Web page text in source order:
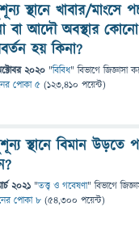
স্থানে খাবার/মাংসে
বা আদৌ অবস্থার কোনো
হয় কিনা?
2020 "বিবিধ" বিভাগে জিজ্ঞাসা
পোকা ৫ (123,410 পয়েন্ট)
স্থানে বিমান উড়তে
2021 "তত্ত্ব ও গবেষণা" বিভাগে
পোকা ৮ (54,300 পয়েন্ট)